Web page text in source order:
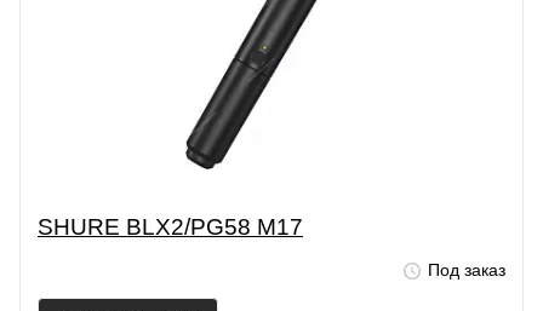
SHURE BLX2/PG58 M17
Под заказ